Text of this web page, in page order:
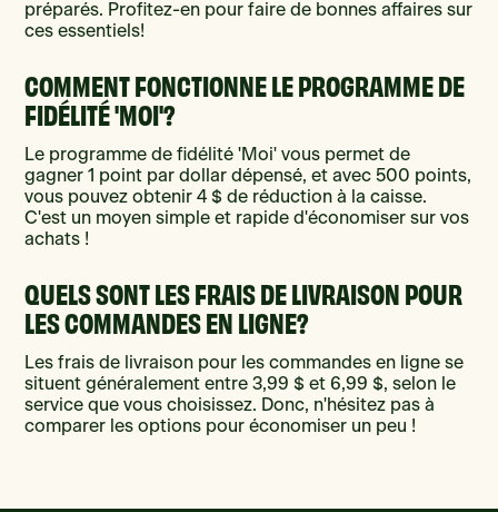
préparés. Profitez-en pour faire de bonnes affaires sur
ces essentiels!
COMMENT FONCTIONNE LE PROGRAMME DE
FIDÉLITÉ 'MOI'?
Le programme de fidélité 'Moi' vous permet de
gagner 1 point par dollar dépensé, et avec 500 points,
vous pouvez obtenir 4 $ de réduction à la caisse.
C'est un moyen simple et rapide d'économiser sur vos
achats !
QUELS SONT LES FRAIS DE LIVRAISON POUR
LES COMMANDES EN LIGNE?
Les frais de livraison pour les commandes en ligne se
situent généralement entre 3,99 $ et 6,99 $, selon le
service que vous choisissez. Donc, n'hésitez pas à
comparer les options pour économiser un peu !